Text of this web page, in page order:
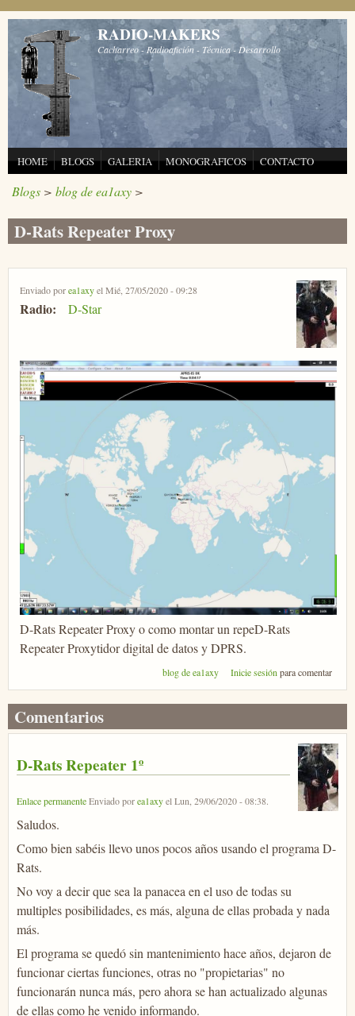
Pasar al contenido principal
RADIO-MAKERS
Cacharreo - Radioafición - Técnica - Desarrollo
HOME BLOGS GALERIA MONOGRAFICOS CONTACTO
Blogs > blog de ea1axy >
D-Rats Repeater Proxy
Enviado porea1axyel Mié, 27/05/2020 - 09:28
Radio: D-Star
D-Rats Repeater Proxy o como montar un repeD-Rats
Repeater Proxytidor digital de datos y DPRS.
blog de ea1axy Inicie sesión para comentar
Comentarios
D-Rats Repeater 1º
Enlace permanenteEnviado porea1axyelLun, 29/06/2020 - 08:38.
Saludos.
Como bien sabéis llevo unos pocos años usando el programa D-
Rats.
No voy a decir que sea la panacea en el uso de todas su
multiples posibilidades, es más, alguna de ellas probada y nada
más.
El programa se quedó sin mantenimiento hace años, dejaron de
funcionar ciertas funciones, otras no "propietarias" no
funcionarán nunca más, pero ahora se han actualizado algunas
de ellas como he venido informando.